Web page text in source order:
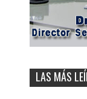
LAS MÁS